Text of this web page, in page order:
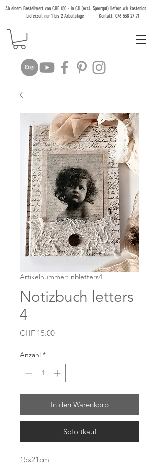
Ab einem Bestellwert von CHF 150.- in CH (excl. Sperrgut) liefern wir kostenlos
Lieferzeit nur 1 bis 2 Arbeitstage Kontakt: 076 538 27 71
Artikelnummer: nbletters4
Notizbuch letters
4
CHF 15.00Preis
Anzahl *
In den Warenkorb
Sofortkauf
15x21cm